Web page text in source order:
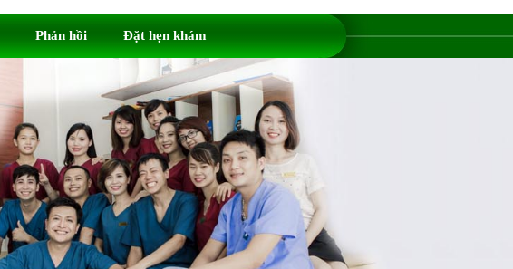
Phản hồi Đặt hẹn khám